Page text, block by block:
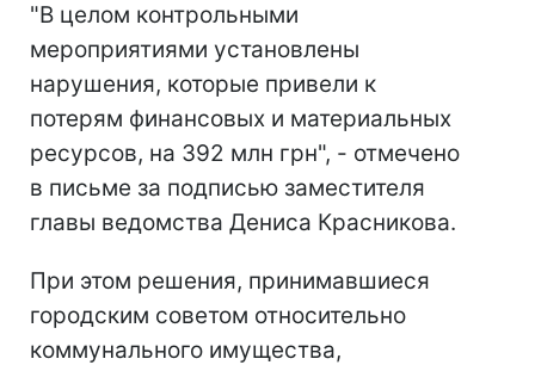
"В целом контрольными
мероприятиями установлены
нарушения, которые привели к
потерям финансовых и материальных
ресурсов, на 392 млн грн", - отмечено
в письме за подписью заместителя
главы ведомства Дениса Красникова.
При этом решения, принимавшиеся
городским советом относительно
коммунального имущества,